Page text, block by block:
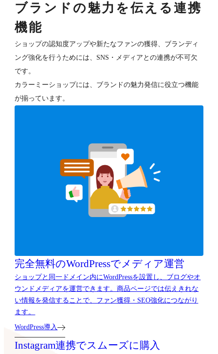
ブランドの魅力を伝える連携
機能
ショップの認知度アップや新たなファンの獲得、ブランディ
ング強化を行うためには、SNS・メディアとの連携が不可欠
です。
カラーミーショップには、ブランドの魅力発信に役立つ機能
が揃っています。
完全無料のWordPressでメディア運営
ショップと同一ドメイン内にWordPressを設置し、ブログやオ
ウンドメディアを運営できます。商品ページでは伝えきれな
い情報を発信することで、ファン獲得・SEO強化につながり
ます。
WordPress導入
Instagram連携でスムーズに購入